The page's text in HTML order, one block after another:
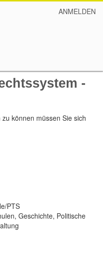
ANMELDEN
-
können müssen Sie sich
PTS
Geschichte, Politische